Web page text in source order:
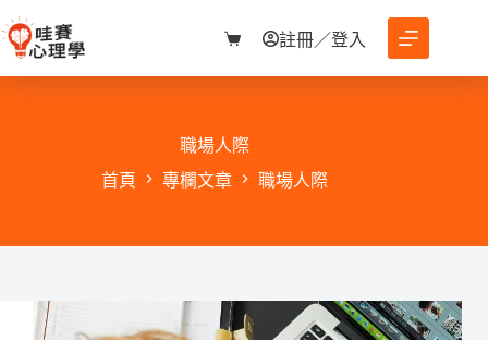
至
購
物
註冊／登入
職場人際
首頁
專欄文章 職場人際